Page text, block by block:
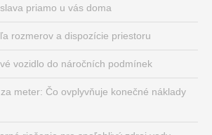
priamo u vás doma
rozmerov a dispozície priestoru
vozidlo do náročních podmínek
meter: Čo ovplyvňuje konečné náklady